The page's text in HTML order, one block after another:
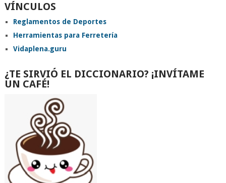
VÍNCULOS
Reglamentos de Deportes
Herramientas para Ferretería
Vidaplena.guru
¿TE SIRVIÓ EL DICCIONARIO? ¡INVÍTAME
UN CAFÉ!